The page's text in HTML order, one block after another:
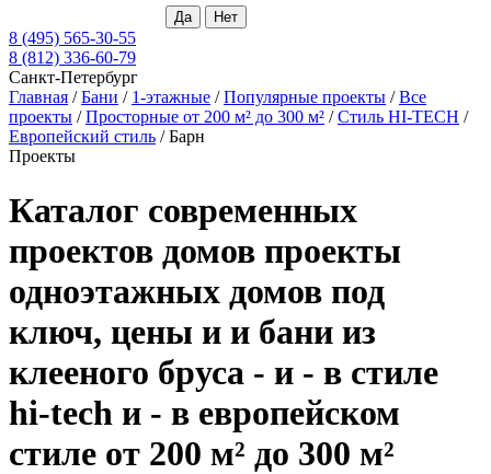
8 (495) 565-30-55
8 (812) 336-60-79
Санкт-Петербург
Главная /Бани / 1-этажные /Популярные проекты /Все
проекты /Просторные от 200 м² до 300 м² /Стиль HI-TECH /
Европейский стиль /Барн
Проекты
Каталог современных
проектов домов проекты
одноэтажных домов под
ключ, цены и и бани из
клееного бруса - и - в стиле
hi-tech и - в европейском
стиле от 200 м² до 300 м²